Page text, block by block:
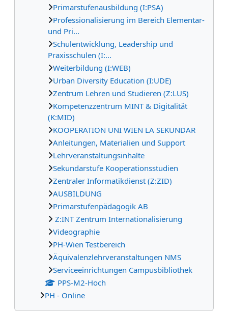
Primarstufenausbildung (I:PSA)
Professionalisierung im Bereich Elementar-
und Pri...
Schulentwicklung, Leadership und
Praxisschulen (I:...
Weiterbildung (I:WEB)
Urban Diversity Education (I:UDE)
Zentrum Lehren und Studieren (Z:LUS)
Kompetenzzentrum MINT & Digitalität
(K:MID)
KOOPERATION UNI WIEN LA SEKUNDAR
Anleitungen, Materialien und Support
Lehrveranstaltungsinhalte
Sekundarstufe Kooperationsstudien
Zentraler Informatikdienst (Z:ZID)
AUSBILDUNG
Primarstufenpädagogik AB
Z:INT Zentrum Internationalisierung
Videographie
PH-Wien Testbereich
Äquivalenzlehrveranstaltungen NMS
Serviceeinrichtungen Campusbibliothek
PPS-M2-Hoch
PH - Online